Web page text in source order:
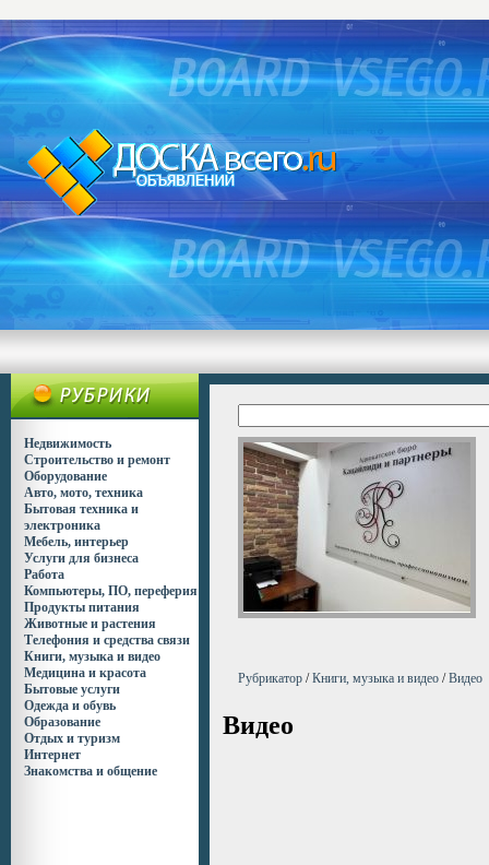
Недвижимость
Строительство и ремонт
Оборудование
Авто, мото, техника
Бытовая техника и
электроника
Мебель, интерьер
Услуги для бизнеса
Работа
Компьютеры, ПО, переферия
Продукты питания
Животные и растения
Телефония и средства связи
Книги, музыка и видео
Медицина и красота
Бытовые услуги
Одежда и обувь
Образование
Отдых и туризм
Интернет
Знакомства и общение
Рубрикатор /Книги, музыка и видео /Видео
Видео